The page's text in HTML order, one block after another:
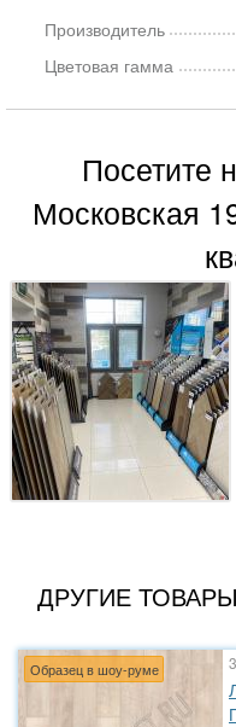
Производитель
Цветовая гамма
Посетите
Московская
ДРУГИЕ
Образец в шоу-руме